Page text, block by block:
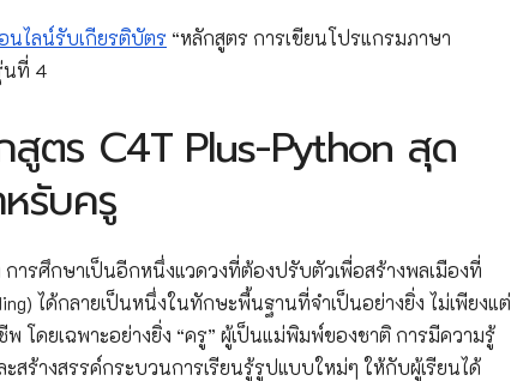
ไลน์รับเกียรติบัตร “หลักสูตร การเขียนโปรแกรมภาษา
นที่ 4
ตร C4T Plus-Python สุด
รับครู
รศึกษาเป็นอีกหนึ่งแวดวงที่ต้องปรับตัวเพื่อสร้างพลเมืองที่
ได้กลายเป็นหนึ่งในทักษะพื้นฐานที่จำเป็นอย่างยิ่ง ไม่เพียงแต่
ดยเฉพาะอย่างยิ่ง “ครู” ผู้เป็นแม่พิมพ์ของชาติ การมีความรู้
สร้างสรรค์กระบวนการเรียนรู้รูปแบบใหม่ๆ ให้กับผู้เรียนได้